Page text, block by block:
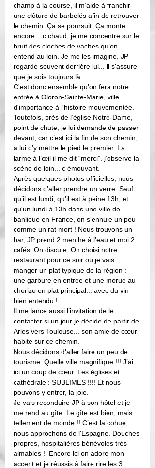
champ à la course, il m’aide à franchir
une clôture de barbelés afin de retrouver
le chemin. Ça se poursuit. Ça monte
encore... c chaud, je me concentre sur le
bruit des cloches de vaches qu’on
entend au loin. Je me les imagine. JP
regarde souvent derrière lui... il s’assure
que je sois toujours là.
C'est donc ensemble qu'on fera notre
entrée à Oloron-Sainte-Marie, ville
d'importance à l'histoire mouvementée.
Toutefois, près de l’église Notre-Dame,
point de chute, je lui demande de passer
devant, car c’est ici la fin de son chemin,
à lui d’y mettre le pied le premier. La
larme à l’œil il me dit “merci”, j’observe la
scène de loin... c émouvant.
Après quelques photos officielles, nous
décidons d’aller prendre un verre. Sauf
qu’il est lundi, qu'il est à peine 13h, et
qu'un lundi à 13h dans une ville de
banlieue en France, on s'ennuie un peu
comme un rat mort ! Nous trouvons un
bar, JP prend 2 menthe à l’eau et moi 2
cafés. On discute. On choisi notre
restaurant pour ce soir où je vais
manger un plat typique de la région :
une garbure en entrée et une morue au
chorizo en plat principal... avec du vin
bien entendu !
Il me lance aussi l’invitation de le
contacter si un jour je décide de partir de
Arles vers Toulouse... son amie de cœur
habite sur ce chemin.
Nous décidons d’aller faire un peu de
tourisme. Quelle ville magnifique !!! J’ai
ici un coup de cœur. Les églises et
cathédrale : SUBLIMES !!!! Et nous
pouvons y entrer, la joie.
Je vais reconduire JP à son hôtel et je
me rend au gîte. Le gîte est bien, mais
tellement de monde !! C’est la cohue,
nous approchons de l'Espagne. Douches
propres, hospitalières bénévoles très
aimables !! Encore ici on adore mon
accent et je réussis à faire rire les 3